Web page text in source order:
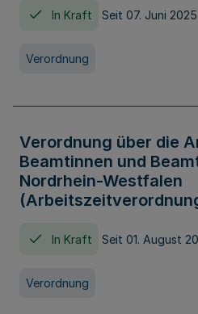
In Kraft Seit 07. Juni 2025
Verordnung
Verordnung über die
Beamtinnen und
Nordrhein-Westfalen
In Kraft Seit 01. August
Verordnung